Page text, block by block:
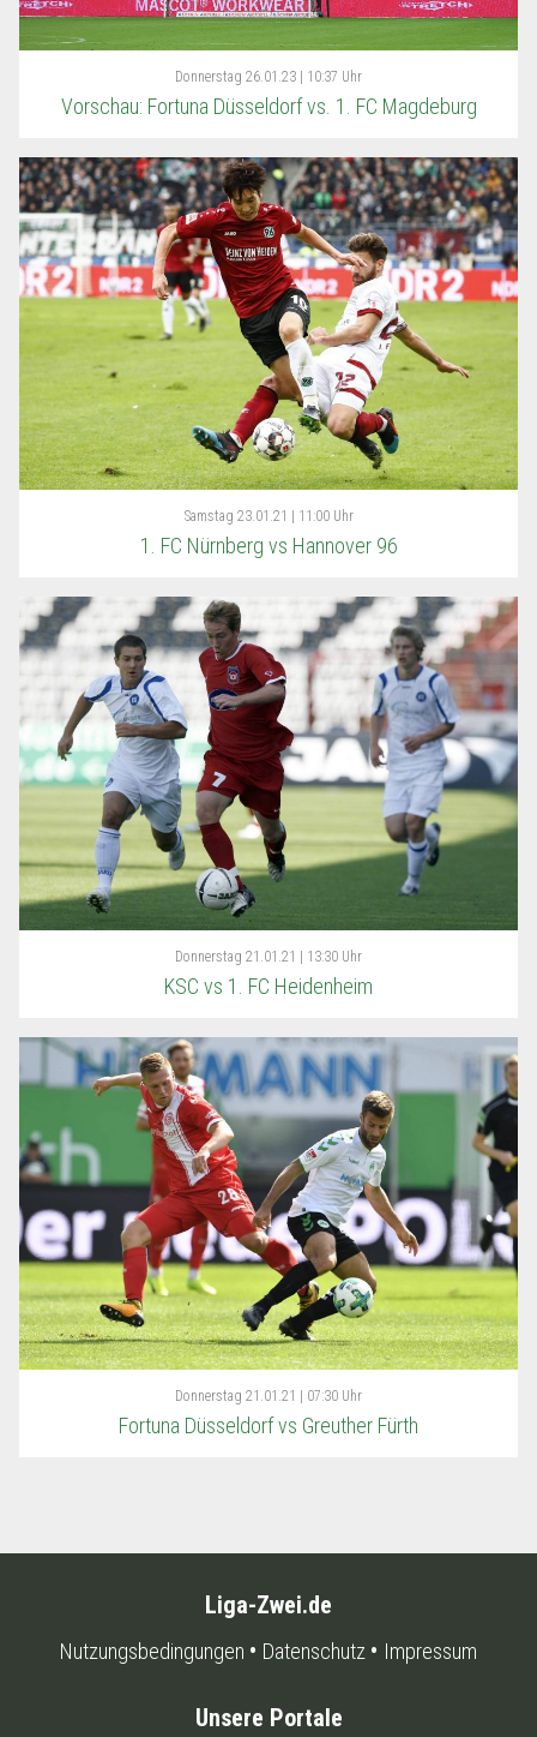
Donnerstag 26.01.23 | 10:37 Uhr
Vorschau: Fortuna Düsseldorf vs. 1. FC Magdeburg
Samstag 23.01.21 | 11:00 Uhr
1. FC Nürnberg vs Hannover 96
Donnerstag 21.01.21 | 13:30 Uhr
KSC vs 1. FC Heidenheim
Donnerstag 21.01.21 | 07:30 Uhr
Fortuna Düsseldorf vs Greuther Fürth
Liga-Zwei.de
Nutzungsbedingungen Datenschutz Impressum
Unsere Portale